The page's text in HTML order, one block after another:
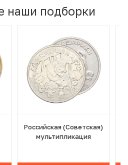
наши подборки
Российская (Советская)
мультипликация